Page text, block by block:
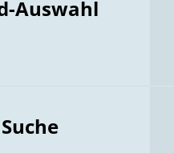
Auswahl
Suche